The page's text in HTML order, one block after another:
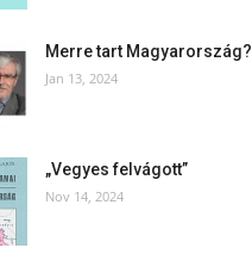
Merre tart Magyarország?
Jan 13, 2024
„Vegyes felvágott”
Nov 14, 2024